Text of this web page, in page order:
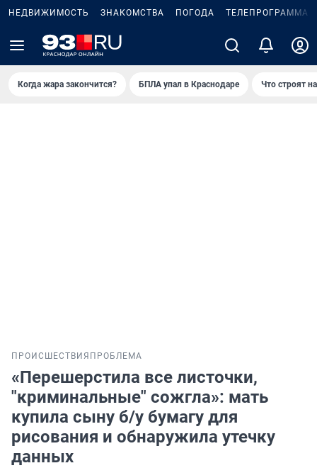
НЕДВИЖИМОСТЬ ЗНАКОМСТВА ПОГОДА ТЕЛЕПРОГРАММА
Когда жара закончится? БПЛА упал в Краснодаре Что строят
ПРОИСШЕСТВИЯ ПРОБЛЕМА
«Перешерстила все листочки,
"криминальные" сожгла»: мать
купила сыну б/у бумагу для
рисования и обнаружила утечку
данных